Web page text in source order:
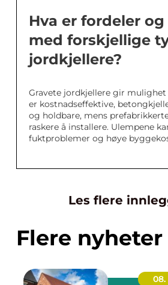
Hva er fordeler
med forskjellige
jordkjellere?
Gravete jordkjellere gir
er kostnadseffektive,
og holdbare, mens
raskere å installere. Ulempene
fuktproblemer og høye
Les flere
Flere nyheter